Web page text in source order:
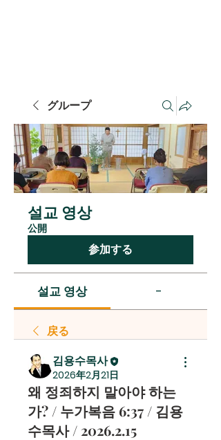
グループ
설교 영상
公開
参加する
설교 영상 -
戻る
김용수목사
2026年2月21日
왜 정죄하지 말아야 하는
가? / 누가복음 6:37 / 김용
수목사 / 2026.2.15